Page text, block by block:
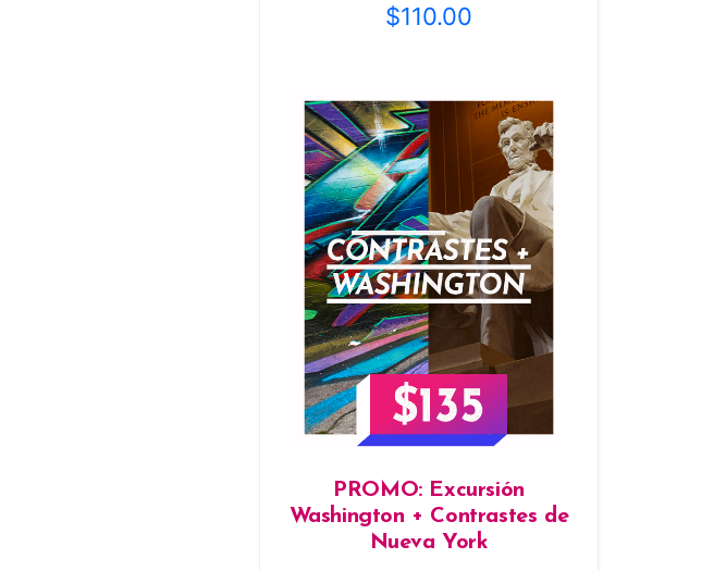
$110.00
PROMO: Excursión
Washington + Contrastes de
Nueva York